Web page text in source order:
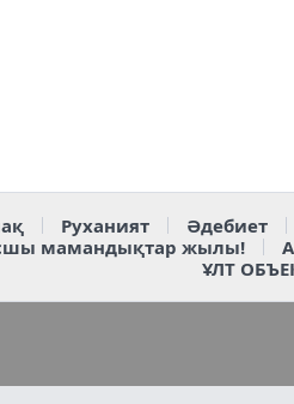
Руханият Әдебиет
мамандықтар жылы!
ҰЛТ